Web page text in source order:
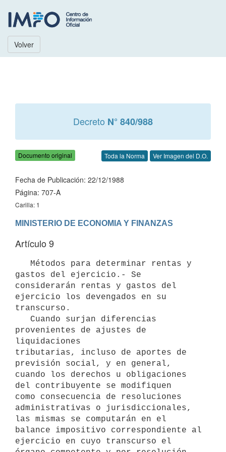
Volver
Decreto N° 840/988
Documento original Toda la Norma Ver Imagen del D.O.
Fecha de Publicación: 22/12/1988
Página: 707-A
Carilla: 1
MINISTERIO DE ECONOMIA Y FINANZAS
Artículo 9
gastos del ejercicio.- Se
considerarán rentas y gastos del
ejercicio los devengados en su
transcurso.
provenientes de ajustes de
liquidaciones
tributarias, incluso de aportes de
previsión social, y en general,
cuando los derechos u obligaciones
del contribuyente se modifiquen
como consecuencia de resoluciones
administrativas o jurisdiccionales,
las mismas se computarán en el
balance impositivo correspondiente al
ejercicio en cuyo transcurso el